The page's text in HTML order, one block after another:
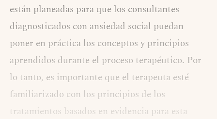
están planeadas para que los consultantes
diagnosticados con ansiedad social puedan
poner en práctica los conceptos y principios
aprendidos durante el proceso terapéutico. Por
lo tanto, es importante que el terapeuta esté
familiarizado con los principios de los
tratamientos basados en evidencia para esta